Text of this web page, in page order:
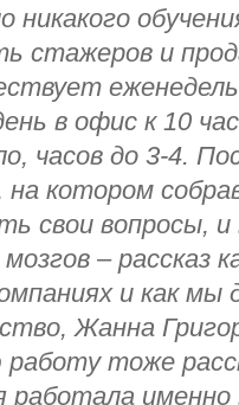
никакого
стажеров и
в офис к 10
часов до 3-4.
на котором
свои вопросы, и
– рассказ
и как
Жанна
тоже
работала